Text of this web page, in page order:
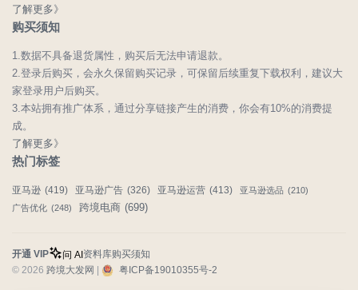
了解更多》
购买须知
1.数据不具备退货属性，购买后无法申请退款。
2.登录后购买，会永久保留购买记录，可保留后续重复下载权利，建议大
家登录用户后购买。
3.本站拥有推广体系，通过分享链接产生的消费，你会有10%的消费提
成。
了解更多》
热门标签
亚马逊 (419) 亚马逊广告 (326) 亚马逊运营 (413) 亚马逊选品 (210)
广告优化 (248) 跨境电商 (699)
开通 VIP 问 AI资料库购买须知
© 2026 跨境大发网 | 粤ICP备19010355号-2